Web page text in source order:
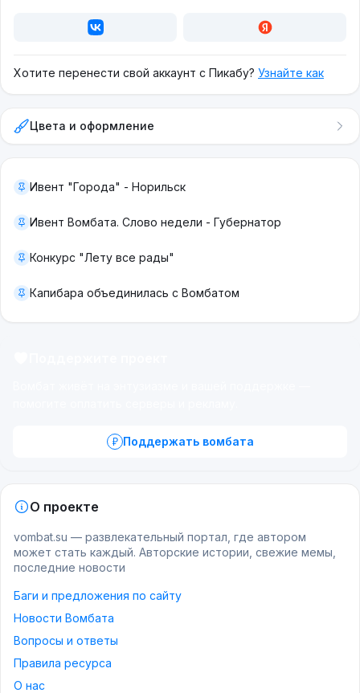
Хотите перенести свой аккаунт с Пикабу? Узнайте как
Цвета и оформление
Ивент "Города" - Норильск
Ивент Вомбата. Слово недели - Губернатор
Конкурс "Лету все рады"
Капибара объединилась с Вомбатом
Поддержать вомбата
О проекте
vombat.su — развлекательный портал, где автором
может стать каждый. Авторские истории, свежие мемы,
последние новости
Баги и предложения по сайту
Новости Вомбата
Вопросы и ответы
Правила ресурса
О нас